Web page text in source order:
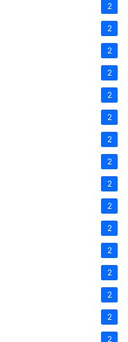
2
2
2
2
2
2
2
2
2
2
2
2
2
2
2
2